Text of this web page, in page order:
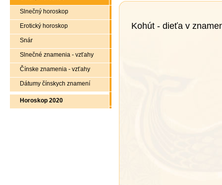
Slnečný horoskop
Erotický horoskop
Snár
Slnečné znamenia - vzťahy
Čínske znamenia - vzťahy
Dátumy čínskych znamení
Horoskop 2020
Kohút - dieťa v